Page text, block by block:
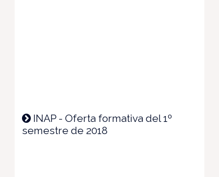
INAP - Oferta formativa del 1º
semestre de 2018